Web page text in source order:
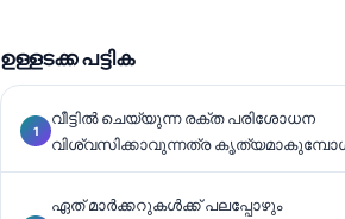
ഉള്ളടക്ക പട്ടിക
വീട്ടിൽ ചെയ്യുന്ന രക്ത പരിശോധന
വിശ്വസിക്കാവുന്നത്ര
ഏത് മാർക്കറുകൾക്ക് പലപ്പോഴും